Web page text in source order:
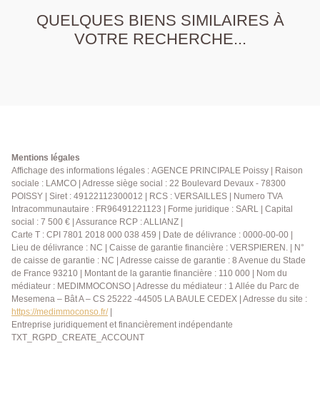
QUELQUES BIENS SIMILAIRES À
VOTRE RECHERCHE...
Mentions légales
Affichage des informations légales : AGENCE PRINCIPALE Poissy | Raison
sociale : LAMCO | Adresse siège social : 22 Boulevard Devaux - 78300
POISSY | Siret : 49122112300012 | RCS : VERSAILLES | Numero TVA
Intracommunautaire : FR96491221123 | Forme juridique : SARL | Capital
social : 7 500 € | Assurance RCP : ALLIANZ |
Carte T : CPI 7801 2018 000 038 459 | Date de délivrance : 0000-00-00 |
Lieu de délivrance : NC | Caisse de garantie financière : VERSPIEREN. | N°
de caisse de garantie : NC | Adresse caisse de garantie : 8 Avenue du Stade
de France 93210 | Montant de la garantie financière : 110 000 | Nom du
médiateur : MEDIMMOCONSO | Adresse du médiateur : 1 Allée du Parc de
Mesemena – Bât A – CS 25222 -44505 LA BAULE CEDEX | Adresse du site :
https://medimmoconso.fr/|
Entreprise juridiquement et financièrement indépendante
TXT_RGPD_CREATE_ACCOUNT